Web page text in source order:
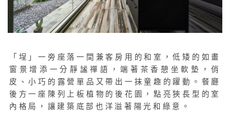
「埕」一旁座落一間兼客房用的和室，低矮的如畫
窗景增添一分靜謐禪語，端著茶香憩坐軟墊，俏
皮、小巧的露營單品又帶出一抹童趣的躍動。餐廳
後方一座陳列上板植物的後花園，點亮狹長型的室
內格局，讓建築底部也洋溢著陽光和綠意。